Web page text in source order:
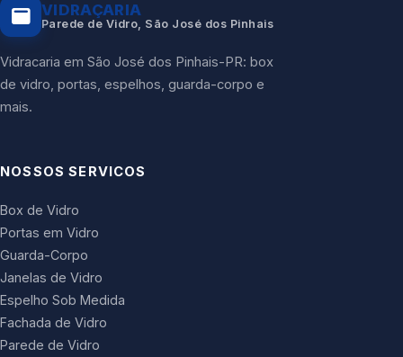
VIDRAÇARIA
Parede de Vidro, São José dos Pinhais
Vidracaria em São José dos Pinhais-PR: box
de vidro, portas, espelhos, guarda-corpo e
mais.
NOSSOS SERVICOS
Box de Vidro
Portas em Vidro
Guarda-Corpo
Janelas de Vidro
Espelho Sob Medida
Fachada de Vidro
Parede de Vidro